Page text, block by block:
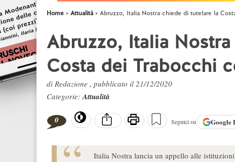
Home Attualità Abruzzo, Italia Nostra chiede di tutelare la
Abruzzo, Italia
Costa dei Trabocchi
di Redazione , pubblicato il 21/12/2020
Categorie:Attualità
0 Seguici su Google
Italia Nostra lancia un appello alle